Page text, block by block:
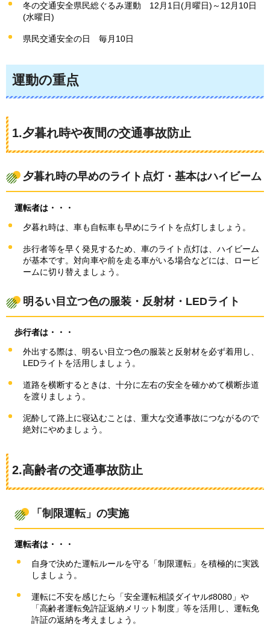
冬の交通安全県民総ぐるみ運動
12月1日(月曜日)～12月10日
(水曜日)
県民交通安全の日 毎月10日
運動の重点
1.夕暮れ時や夜間の交通事故防止
夕暮れ時の早めのライト点灯・基本はハイビーム
運転者は・・・
夕暮れ時は、車も自転車も早めにライトを点灯しましょう。
歩行者等を早く発見するため、車のライト点灯は、ハイビーム
が基本です。対向車や前を走る車がいる場合などには、ロービ
ームに切り替えましょう。
明るい目立つ色の服装・反射材・LEDライト
歩行者は・・・
外出する際は、明るい目立つ色の服装と反射材を必ず着用し、
LEDライトを活用しましょう。
道路を横断するときは、十分に左右の安全を確かめて横断歩道
を渡りましょう。
泥酔して路上に寝込むことは、重大な交通事故につながるので
絶対にやめましょう。
2.高齢者の交通事故防止
「制限運転」の実施
運転者は・・・
自身で決めた運転ルールを守る「制限運転」を積極的に実践
しましょう。
運転に不安を感じたら「安全運転相談ダイヤル♯8080」や
「高齢者運転免許証返納メリット制度」等を活用し、運転免
許証の返納を考えましょう。